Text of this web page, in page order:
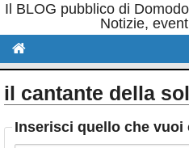
Il BLOG pubblico di
Notizie,
Politica
il cantante della
Inserisci quello che vuoi